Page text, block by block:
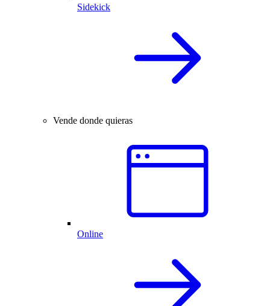
Sidekick
Vende donde quieras
Online